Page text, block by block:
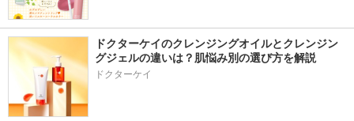
ドクターケイのクレンジングオイルとクレンジン
グジェルの違いは？肌悩み別の選び方を解説
ドクターケイ